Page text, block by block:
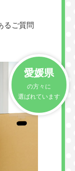
るご質問
愛媛県
の方々に
選ばれています